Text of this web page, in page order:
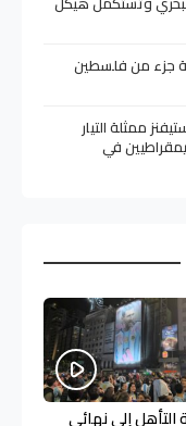
جزء من فلسطين
ممثلة التيار
في
التأهل إلى نهائي